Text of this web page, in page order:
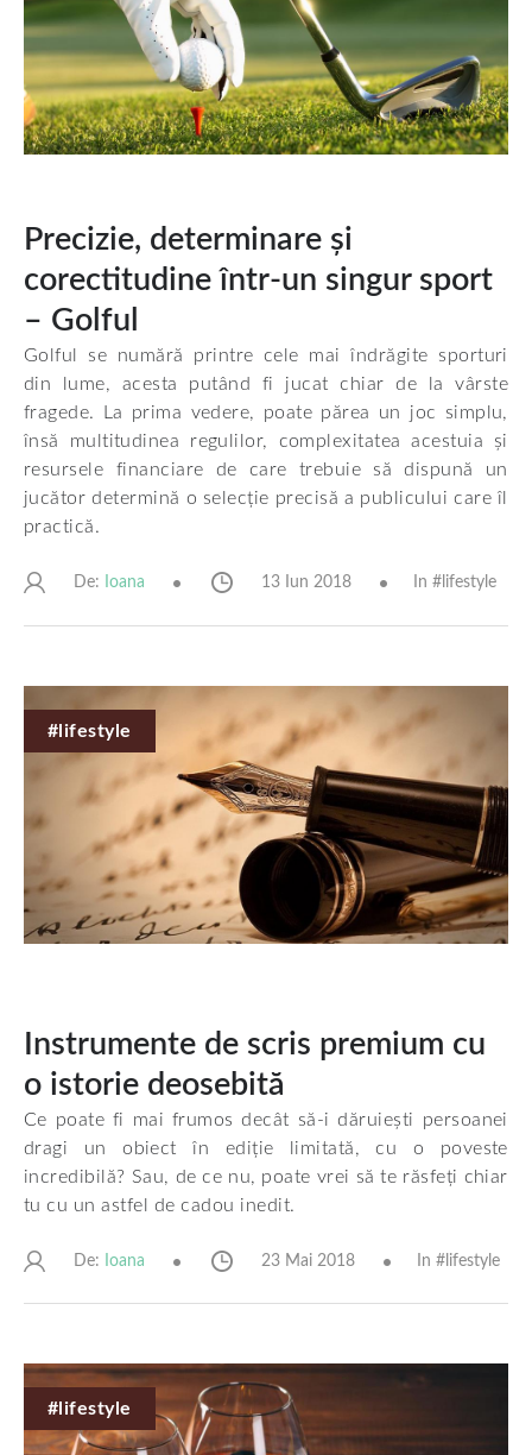
Precizie, determinare și
corectitudine într-un singur sport
– Golful
Golful se numără printre cele mai îndrăgite sporturi
din lume, acesta putând fi jucat chiar de la vârste
fragede. La prima vedere, poate părea un joc simplu,
însă multitudinea regulilor, complexitatea acestuia și
resursele financiare de care trebuie să dispună un
jucător determină o selecție precisă a publicului care îl
practică.
De: Ioana 13 Iun 2018 In # lifestyle
#lifestyle
Instrumente de scris premium cu
o istorie deosebită
Ce poate fi mai frumos decât să-i dăruiești persoanei
dragi un obiect în ediție limitată, cu o poveste
incredibilă? Sau, de ce nu, poate vrei să te răsfeți chiar
tu cu un astfel de cadou inedit.
De: Ioana 23 Mai 2018 In # lifestyle
#lifestyle